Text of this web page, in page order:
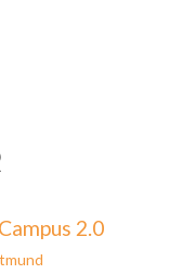
Campus 2.0